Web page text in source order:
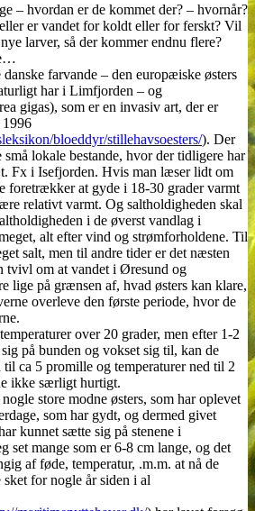
– hvordan er de kommet der? – hvornår?
er vandet for koldt eller for ferskt? Vil
larver, så der kommer endnu flere?
farvande – den europæiske østers
har i Limfjorden – og
gigas), som er en invasiv art, der er
bloeddyr/stillehavsoesters/). Der
lokale bestande, hvor der tidligere har
Fx i Isefjorden. Hvis man læser lidt om
foretrækker at gyde i 18-30 grader varmt
relativt varmt. Og saltholdigheden skal
i de øverst vandlag i
alt efter vind og strømforholdene. Til
salt, men til andre tider er det næsten
tvivl om at vandet i Øresund og
lige på grænsen af, hvad østers kan klare,
overleve den første periode, hvor de
over 20 grader, men efter 1-2
på bunden og vokset sig til, kan de
ca 5 promille og temperaturer ned til 2
ikke særligt hurtigt.
store modne østers, som har oplevet
som har gydt, og dermed givet
kunnet sætte sig på stenene i
set mange som er 6-8 cm lange, og det
af føde, temperatur, .m.m. at nå de
for nogle år siden i al